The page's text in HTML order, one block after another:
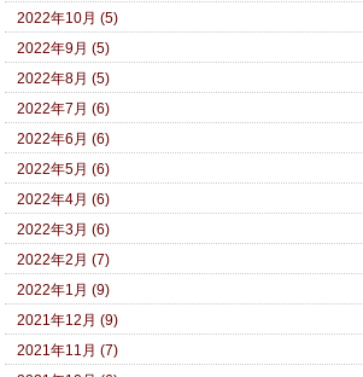
2022年10月 (5)
2022年9月 (5)
2022年8月 (5)
2022年7月 (6)
2022年6月 (6)
2022年5月 (6)
2022年4月 (6)
2022年3月 (6)
2022年2月 (7)
2022年1月 (9)
2021年12月 (9)
2021年11月 (7)